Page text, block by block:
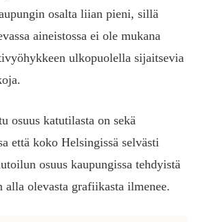
osalta liian pieni, sillä
aineistossa ei ole mukana
ulkopuolella sijaitsevia
osuus katutilasta on sekä
että koko Helsingissä selvästi
osuus kaupungissa tehdyistä
alla olevasta grafiikasta ilmenee.